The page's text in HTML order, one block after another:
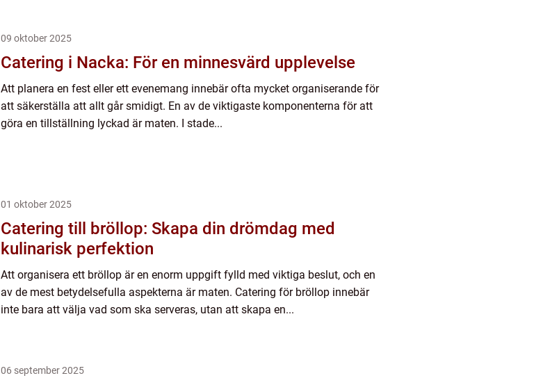
09 oktober 2025
Catering i Nacka: För en minnesvärd upplevelse
Att planera en fest eller ett evenemang innebär ofta mycket organiserande för
att säkerställa att allt går smidigt. En av de viktigaste komponenterna för att
göra en tillställning lyckad är maten. I stade...
01 oktober 2025
Catering till bröllop: Skapa din drömdag med
kulinarisk perfektion
Att organisera ett bröllop är en enorm uppgift fylld med viktiga beslut, och en
av de mest betydelsefulla aspekterna är maten. Catering för bröllop innebär
inte bara att välja vad som ska serveras, utan att skapa en...
06 september 2025